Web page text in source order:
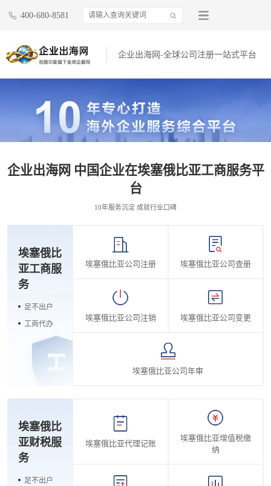
400-680-8581
企业出海网-全球公司注册一站式平台
企业出海网 中国企业在埃塞俄比亚工商服务平
台
10年服务沉淀 成就行业口碑
埃塞俄比
亚工商服
务
足不出户
工商代办
埃塞俄比亚公司注册 埃塞俄比亚公司查册
埃塞俄比亚公司注销 埃塞俄比亚公司变更
埃塞俄比亚公司年审
埃塞俄比
亚财税服
务
足不出户
埃塞俄比亚代理记账
埃塞俄比亚增值税缴
纳